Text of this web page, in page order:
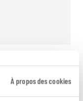
À propos des cookies
loin